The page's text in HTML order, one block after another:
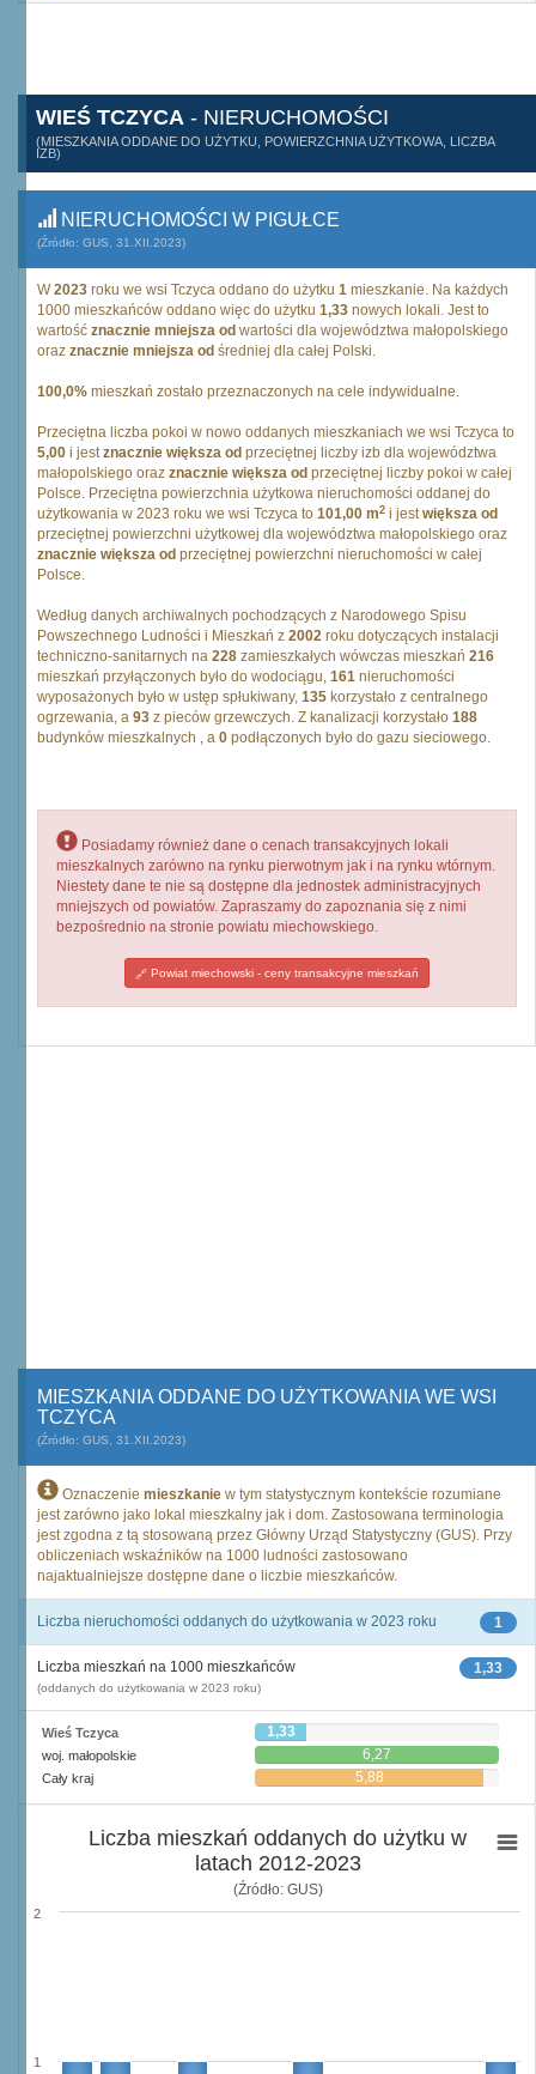
WIEŚ TCZYCA - NIERUCHOMOŚCI
(MIESZKANIA ODDANE DO UŻYTKU, POWIERZCHNIA UŻYTKOWA, LICZBA
IZB)
NIERUCHOMOŚCI W PIGUŁCE
(Źródło: GUS, 31.XII.2023)
W2023 roku we wsi Tczyca oddano do użytku 1 mieszkanie. Na każdych
1000 mieszkańców oddano więc do użytku 1,33 nowych lokali. Jest to
wartość znacznie mniejsza od wartości dla województwa małopolskiego
oraz znacznie mniejsza od średniej dla całej Polski.
100,0% mieszkań zostało przeznaczonych na cele indywidualne.
Przeciętna liczba pokoi w nowo oddanych mieszkaniach we wsi Tczyca to
5,00 i jestznacznie większa od przeciętnej liczby izb dla województwa
małopolskiego oraz znacznie większa od przeciętnej liczby pokoi w całej
Polsce. Przeciętna powierzchnia użytkowa nieruchomości oddanej do
użytkowania w 2023 roku we wsi Tczyca to 101,00 m2 i jestwiększa od
przeciętnej powierzchni użytkowej dla województwa małopolskiego oraz
znacznie większa od przeciętnej powierzchni nieruchomości w całej
Polsce.
Według danych archiwalnych pochodzących z Narodowego Spisu
Powszechnego Ludności i Mieszkań z 2002 roku dotyczących instalacji
techniczno-sanitarnych na 228 zamieszkałych wówczas mieszkań 216
mieszkań przyłączonych było do wodociągu, 161 nieruchomości
wyposażonych było w ustęp spłukiwany, 135 korzystało z centralnego
ogrzewania, a 93 z pieców grzewczych. Z kanalizacji korzystało 188
budynków mieszkalnych , a 0 podłączonych było do gazu sieciowego.
Posiadamy również dane o cenach transakcyjnych lokali
mieszkalnych zarówno na rynku pierwotnym jak i na rynku wtórnym.
Niestety dane te nie są dostępne dla jednostek administracyjnych
mniejszych od powiatów. Zapraszamy do zapoznania się z nimi
bezpośrednio na stronie powiatu miechowskiego.
Powiat miechowski - ceny transakcyjne mieszkań
MIESZKANIA ODDANE DO UŻYTKOWANIA WE WSI
TCZYCA
(Źródło: GUS, 31.XII.2023)
Oznaczenie mieszkanie w tym statystycznym kontekście rozumiane
jest zarówno jako lokal mieszkalny jak i dom. Zastosowana terminologia
jest zgodna z tą stosowaną przez Główny Urząd Statystyczny (GUS). Przy
obliczeniach wskaźników na 1000 ludności zastosowano
najaktualniejsze dostępne dane o liczbie mieszkańców.
1
Liczba nieruchomości oddanych do użytkowania w 2023 roku
1,33
Liczba mieszkań na 1000 mieszkańców
(oddanych do użytkowania w 2023 roku)
Wieś Tczyca 1,33
woj. małopolskie 6,27
Cały kraj 5,88
Liczba mieszkań oddanych do użytku w
latach 2012-2023
(Źródło: GUS)
1
2